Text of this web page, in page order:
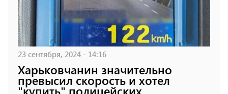
23 сентября, 2024 - 14:16
Харьковчанин значительно
превысил скорость и хотел
"купить" полицейских